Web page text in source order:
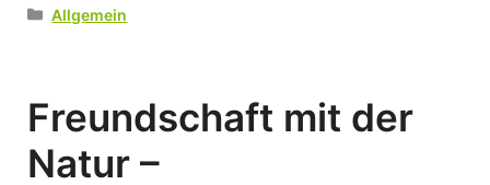
Kategorien
Allgemein
Freundschaft mit der
Natur –